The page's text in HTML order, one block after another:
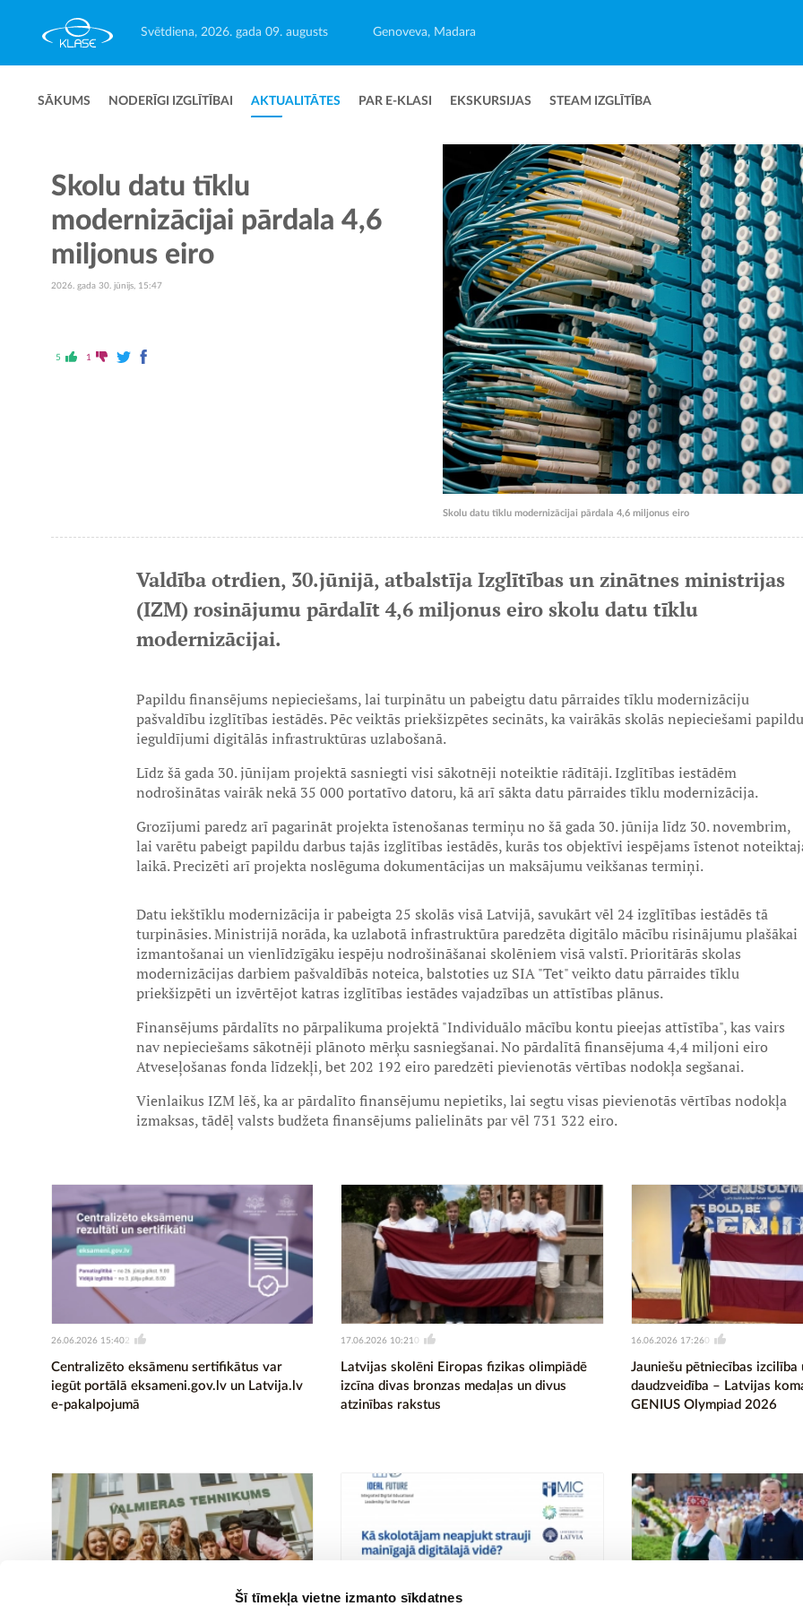
Šī tīmekļa vietne izmanto sīkdatnes
Svētdiena, 2026. gada 09. augusts Genoveva, Madara
SĀKUMS NODERĪGI IZGLĪTĪBAI AKTUALITĀTES PAR E-KLASI EKSKURSIJAS STEAM IZGLĪTĪBA
Skolu datu tīklu
modernizācijai pārdala 4,6
miljonus eiro
2026. gada 30. jūnijs, 15:47
5 1
Skolu datu tīklu modernizācijai pārdala 4,6 miljonus eiro
Valdība otrdien, 30.jūnijā, atbalstīja Izglītības un zinātnes ministrijas
(IZM) rosinājumu pārdalīt 4,6 miljonus eiro skolu datu tīklu
modernizācijai.
Papildu finansējums nepieciešams, lai turpinātu un pabeigtu datu pārraides tīklu modernizāciju
pašvaldību izglītības iestādēs. Pēc veiktās priekšizpētes secināts, ka vairākās skolās nepieciešami papildu
ieguldījumi digitālās infrastruktūras uzlabošanā.
Līdz šā gada 30. jūnijam projektā sasniegti visi sākotnēji noteiktie rādītāji. Izglītības iestādēm
nodrošinātas vairāk nekā 35 000 portatīvo datoru, kā arī sākta datu pārraides tīklu modernizācija.
Grozījumi paredz arī pagarināt projekta īstenošanas termiņu no šā gada 30. jūnija līdz 30. novembrim,
lai varētu pabeigt papildu darbus tajās izglītības iestādēs, kurās tos objektīvi iespējams īstenot
laikā. Precizēti arī projekta noslēguma dokumentācijas un maksājumu veikšanas termiņi.
Datu iekštīklu modernizācija ir pabeigta 25 skolās visā Latvijā, savukārt vēl 24 izglītības iestādēs tā
turpināsies. Ministrijā norāda, ka uzlabotā infrastruktūra paredzēta digitālo mācību risinājumu plašākai
izmantošanai un vienlīdzīgāku iespēju nodrošināšanai skolēniem visā valstī. Prioritārās skolas
modernizācijas darbiem pašvaldībās noteica, balstoties uz SIA "Tet" veikto datu pārraides tīklu
priekšizpēti un izvērtējot katras izglītības iestādes vajadzības un attīstības plānus.
Finansējums pārdalīts no pārpalikuma projektā "Individuālo mācību kontu pieejas attīstība", kas vairs
nav nepieciešams sākotnēji plānoto mērķu sasniegšanai. No pārdalītā finansējuma 4,4 miljoni eiro
Atveseļošanas fonda līdzekļi, bet 202 192 eiro paredzēti pievienotās vērtības nodokļa segšanai.
Vienlaikus IZM lēš, ka ar pārdalīto finansējumu nepietiks, lai segtu visas pievienotās vērtības nodokļa
izmaksas, tādēļ valsts budžeta finansējums palielināts par vēl 731 322 eiro.
Centralizēto eksāmenu sertifikātus var
iegūt portālā eksameni.gov.lv un Latvija.lv
e-pakalpojumā
26.06.2026 15:402
Latvijas skolēni Eiropas fizikas olimpiādē
izcīna divas bronzas medaļas un divus
atzinības rakstus
17.06.2026 10:210
Jauniešu pētniecības izcilība
daudzveidība – Latvijas
GENIUS Olympiad 2026
16.06.2026 17:260